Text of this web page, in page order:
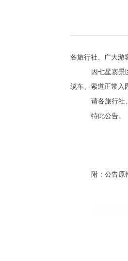
各旅行社、广大游
因七星寨景
缆车、索道正常入
请各旅行社
特此公告。
附：公告原